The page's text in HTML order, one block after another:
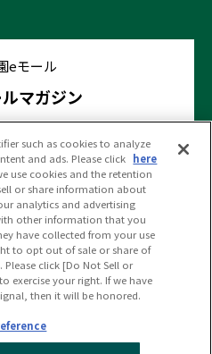
eモール
マガジン
場 公式SNS
All Rights Reserved.
を見る
such as cookies to analyze
and ads. Please click here
use cookies and the retention
or share information about
analytics and advertising
other information that you
have collected from your use
to opt out of sale or share of
click [Do Not Sell or
exercise your right. If we have
then it will be honored.